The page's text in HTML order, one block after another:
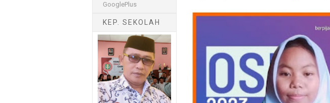
GooglePlus
KEP. SEKOLAH